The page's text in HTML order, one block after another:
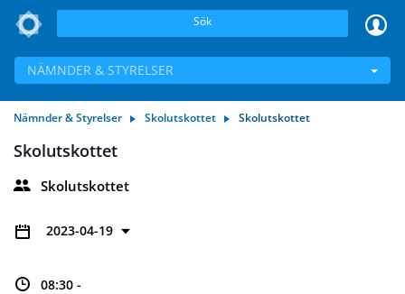
Sök
NÄMNDER & STYRELSER
Nämnder & Styrelser Skolutskottet Skolutskottet
Skolutskottet
Skolutskottet
2023-04-19
08:30 -